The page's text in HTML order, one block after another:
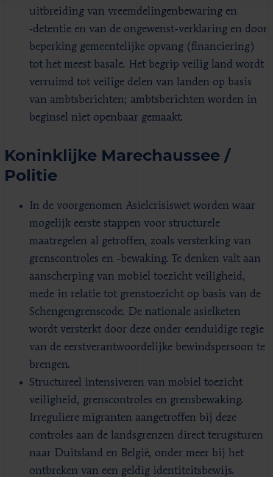
uitbreiding van vreemdelingenbewaring en
‑detentie en van de ongewenst-verklaring en door
beperking gemeentelijke opvang (financiering)
tot het meest basale. Het begrip veilig land wordt
verruimd tot veilige delen van landen op basis
van ambtsberichten; ambtsberichten worden in
beginsel niet openbaar gemaakt.
Koninklijke Marechaussee /
Politie
In de voorgenomen Asielcrisiswet worden waar
mogelijk eerste stappen voor structurele
maatregelen al getroffen, zoals versterking van
grenscontroles en -bewaking. Te denken valt aan
aanscherping van mobiel toezicht veiligheid,
mede in relatie tot grenstoezicht op basis van de
Schengengrenscode. De nationale asielketen
wordt versterkt door deze onder eenduidige regie
van de eerstverantwoordelijke bewindspersoon te
brengen.
Structureel intensiveren van mobiel toezicht
veiligheid, grenscontroles en grensbewaking.
Irreguliere migranten aangetroffen bij deze
controles aan de landsgrenzen direct terugsturen
naar Duitsland en België, onder meer bij het
ontbreken van een geldig identiteitsbewijs.